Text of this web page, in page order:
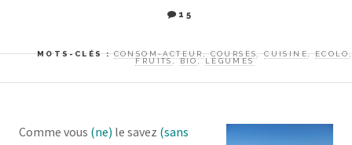
15
MOTS-CLÉS : CONSOM-ACTEUR,COURSES,CUISINE,ECOLO
FRUITS,BIO, LÉGUMES
Comme vous (ne) le savez (sans